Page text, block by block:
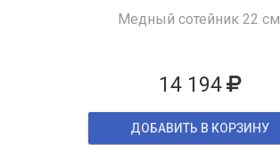
Медный сотейник 22 см.
14 194
ДОБАВИТЬ В КОРЗИНУ